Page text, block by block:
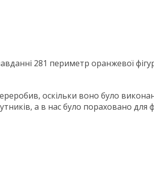
281 периметр оранжевої
оскільки воно було
а в нас було пораховано для